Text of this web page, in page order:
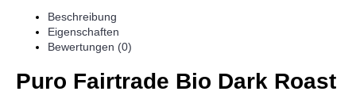
Beschreibung
Eigenschaften
Bewertungen (0)
Puro Fairtrade Bio Dark Roast